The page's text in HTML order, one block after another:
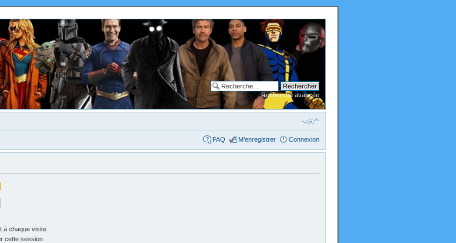
Recherche avancée
FAQ M’enregistrer Connexion
à chaque visite
cette session